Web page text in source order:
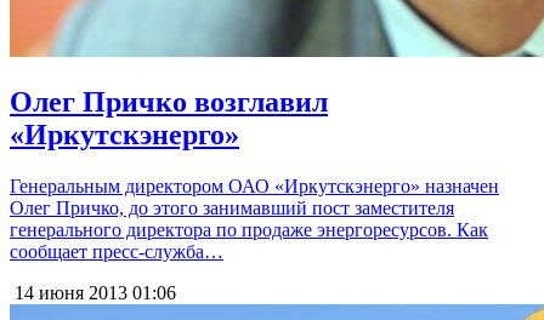
Олег Причко возглавил
«Иркутскэнерго»
Генеральным директором ОАО «Иркутскэнерго» назначен
Олег Причко, до этого занимавший пост заместителя
генерального директора по продаже энергоресурсов. Как
сообщает пресс-служба…
14 июня 2013 01:06